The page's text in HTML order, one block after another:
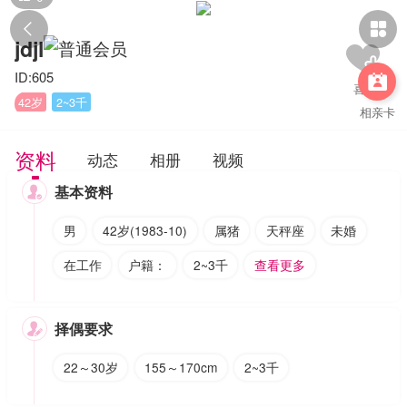
 

相亲卡
jdjl
ID:605
42岁 2~3千
资料 动态 相册 视频
 基本资料
男 42岁(1983-10) 属猪 天秤座
未婚
在工作
户籍： 2~3千 查看更多
 择偶要求
22～30岁 155～170cm 2~3千